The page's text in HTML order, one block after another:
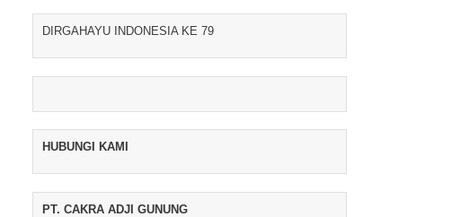
DIRGAHAYU INDONESIA KE 79
HUBUNGI KAMI
PT. CAKRA ADJI GUNUNG